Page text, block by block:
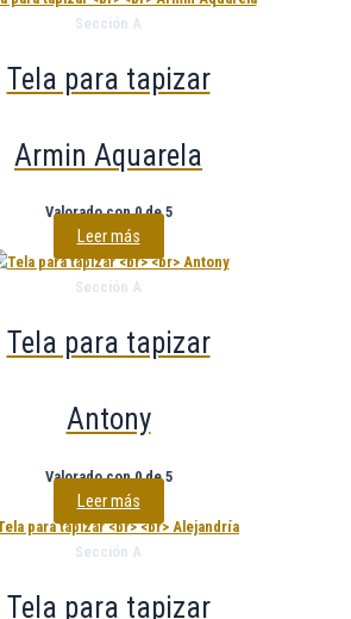
Sección A
Tela para tapizar
Armin Aquarela
Valorado con0de 5
Leer más
Sección A
Tela para tapizar
Antony
Valorado con0de 5
Leer más
Sección A
Tela para tapizar